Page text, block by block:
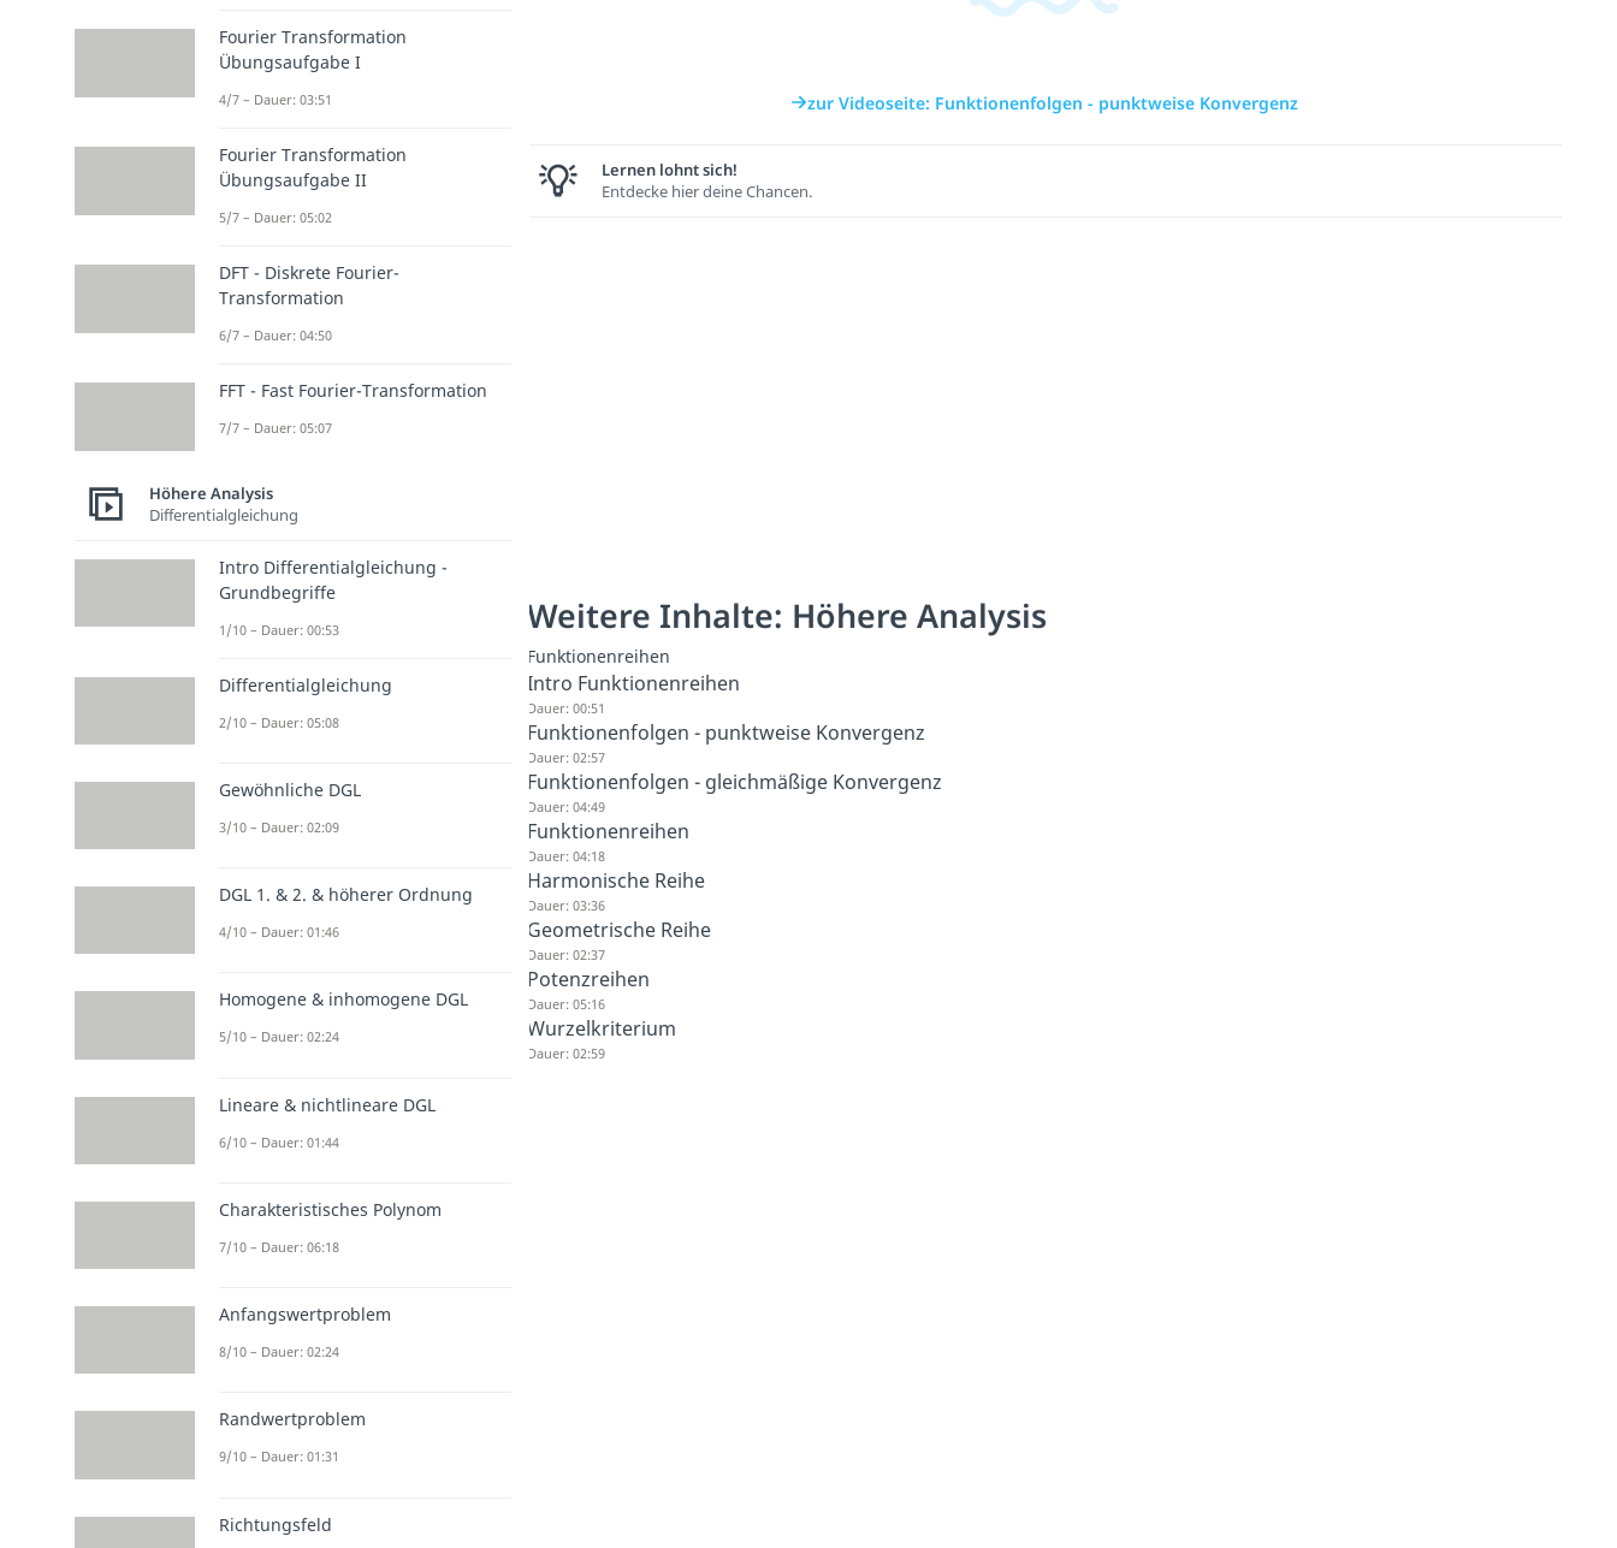
zur Videoseite: Funktionenfolgen - punktweise Konvergenz
Lernen lohnt sich!
Entdecke hier deine Chancen.
Weitere Inhalte: Höhere Analysis
Funktionenreihen
Intro Funktionenreihen
Dauer: 00:51
Funktionenfolgen - punktweise Konvergenz
Dauer: 02:57
Funktionenfolgen - gleichmäßige Konvergenz
Dauer: 04:49
Funktionenreihen
Dauer: 04:18
Harmonische Reihe
Dauer: 03:36
Geometrische Reihe
Dauer: 02:37
Potenzreihen
Dauer: 05:16
Wurzelkriterium
Dauer: 02:59
Fourier Transformation
Übungsaufgabe I
4/7 – Dauer: 03:51
Fourier Transformation
Übungsaufgabe II
5/7 – Dauer: 05:02
DFT - Diskrete Fourier-
Transformation
6/7 – Dauer: 04:50
FFT - Fast Fourier-Transformation
7/7 – Dauer: 05:07
Höhere Analysis
Differentialgleichung
Intro Differentialgleichung -
Grundbegriffe
1/10 – Dauer: 00:53
Differentialgleichung
2/10 – Dauer: 05:08
Gewöhnliche DGL
3/10 – Dauer: 02:09
DGL 1. & 2. & höherer Ordnung
4/10 – Dauer: 01:46
Homogene & inhomogene DGL
5/10 – Dauer: 02:24
Lineare & nichtlineare DGL
6/10 – Dauer: 01:44
Charakteristisches Polynom
7/10 – Dauer: 06:18
Anfangswertproblem
8/10 – Dauer: 02:24
Randwertproblem
9/10 – Dauer: 01:31
Richtungsfeld